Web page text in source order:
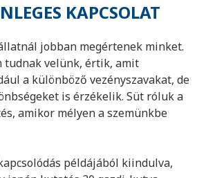
KAPCSOLAT
jobban megértenek minket.
tudnak velünk, értik, amit
a különböző vezényszavakat, de
is érzékelik. Süt róluk a
amikor mélyen a szemünkbe
példájából kiindulva,